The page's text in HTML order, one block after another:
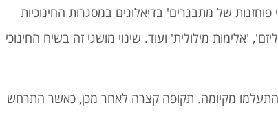
של מתבגרים' בדיאלוגים במסגרות החינוכיות
'אלימות מילולית' ועוד. שינוי מושגי זה בשיח החינוכי
נוער והתעלמו מקיומה. תקופה קצרה לאחר מכן, כאשר התרחש